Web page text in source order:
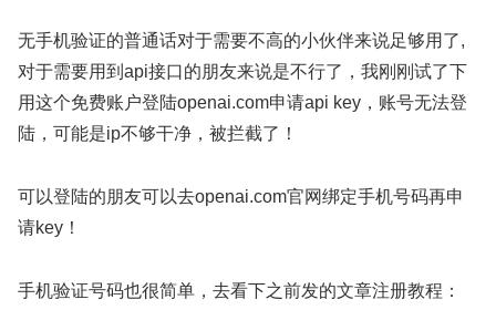
无手机验证的普通话对于需要不高的小伙伴来说足够用了,
对于需要用到api接口的朋友来说是不行了，我刚刚试了下
用这个免费账户登陆openai.com申请api key，账号无法登
陆，可能是ip不够干净，被拦截了！
可以登陆的朋友可以去openai.com官网绑定手机号码再申
请key！
手机验证号码也很简单，去看下之前发的文章注册教程：